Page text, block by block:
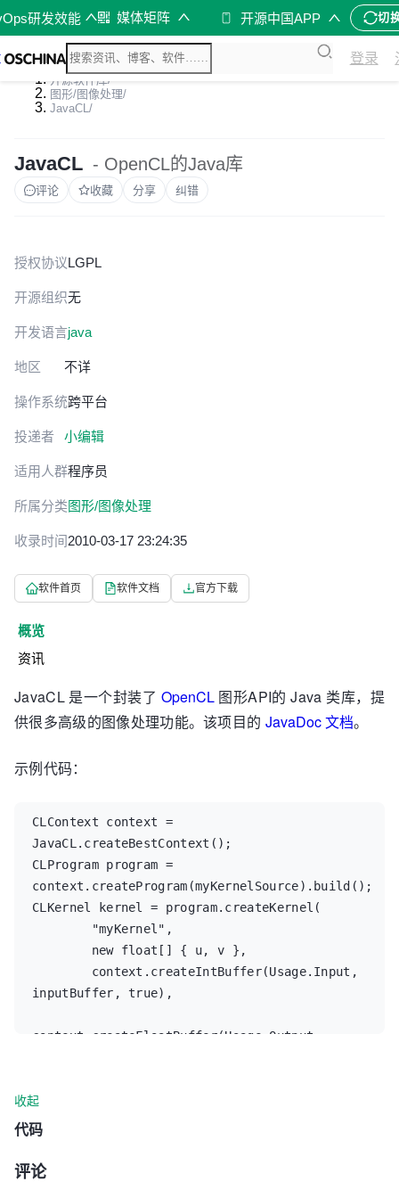
研发效能 媒体矩阵 开源中国APP 切
登录
开源软件库/
图形/图像处理/
JavaCL/
JavaCL - OpenCL的Java库
评论 收藏 分享 纠错
授权协议LGPL
开源组织无
开发语言java
地区 不详
操作系统跨平台
投递者 小编辑
适用人群程序员
所属分类图形/图像处理
收录时间2010-03-17 23:24:35
软件首页 软件文档 官方下载
概览
资讯
JavaCL 是一个封装了 OpenCL图形API的 Java 类库，提
供很多高级的图像处理功能。该项目的 JavaDoc 文档。
示例代码：
CLContext context =
JavaCL.createBestContext();
CLProgram program =
context.createProgram(myKernelSource).build();
CLKernel kernel = program.createKernel(
inputBuffer, true),
context.createFloatBuffer(Usage.Output,
收起
代码
评论